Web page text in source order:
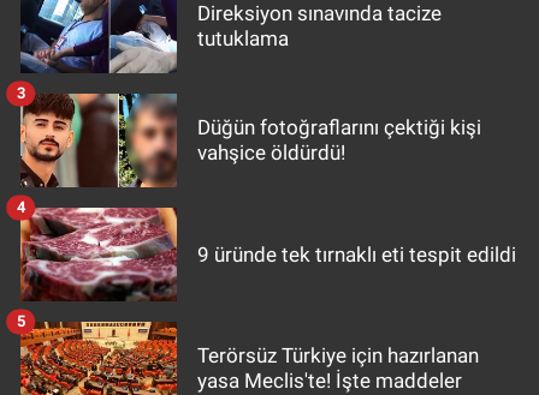
Direksiyon sınavında tacize
tutuklama
Düğün fotoğraflarını çektiği kişi
vahşice öldürdü!
3
9 üründe tek tırnaklı eti tespit edildi
4
Terörsüz Türkiye için hazırlanan
yasa Meclis'te! İşte maddeler
5